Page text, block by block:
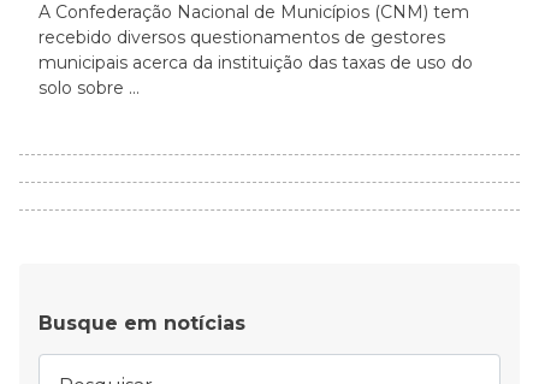
A Confederação Nacional de Municípios (CNM) tem
recebido diversos questionamentos de gestores
municipais acerca da instituição das taxas de uso do
solo sobre ...
Busque em notícias